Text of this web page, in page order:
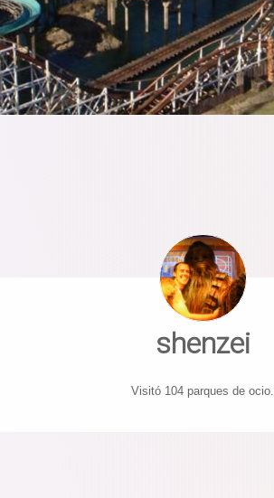
shenzei
Visitó 104 parques de ocio.